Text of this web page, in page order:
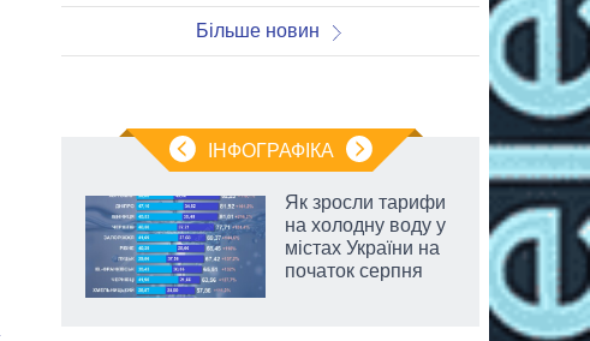
Більше новин
ІНФОГРАФІКА
Як зросли тарифи
на холодну воду у
містах України на
початок серпня